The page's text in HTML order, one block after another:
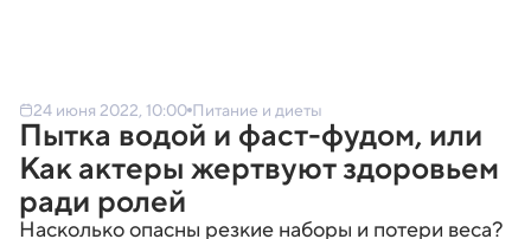
24 июня 2022, 10:00 Питание и диеты
Пытка водой и фаст-фудом, или
Как актеры жертвуют здоровьем
ради ролей
Насколько опасны резкие наборы и потери веса?